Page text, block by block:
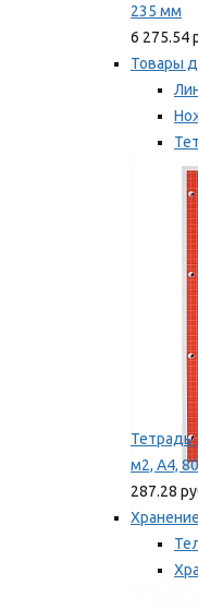
235 мм
6 275.54
Товары
Мы
Тетрадь
м2, А4,
287.28